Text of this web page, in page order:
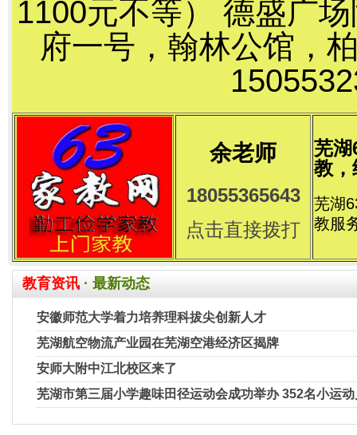
1100元不等） 德盛广
府一号，翰林公馆，
余老师
18055365643
点击直接拨打
芜湖
教，
芜湖
教服
教育资讯 · 最新动态
安徽师范大学着力培养理科拔尖创新人才
芜湖航空物流产业园在芜湖空港经济区揭牌
安师大附中江北校区来了
芜湖市第三届小学趣味田径运动会成功举办 352名小运